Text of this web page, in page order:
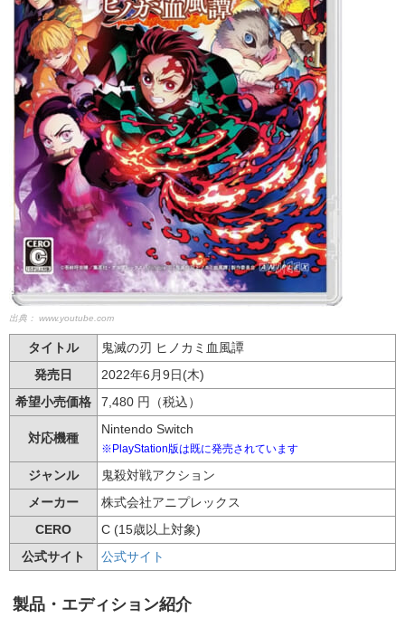
出典： www.youtube.com
タイトル
鬼滅の刃 ヒノカミ血風譚
発売日
2022年6月9日(木)
希望小売価格
7,480 円（税込）
対応機種
Nintendo Switch
※PlayStation版は既に発売されています
ジャンル
鬼殺対戦アクション
メーカー
株式会社アニプレックス
CERO
C (15歳以上対象)
公式サイト
公式サイト
製品・エディション紹介